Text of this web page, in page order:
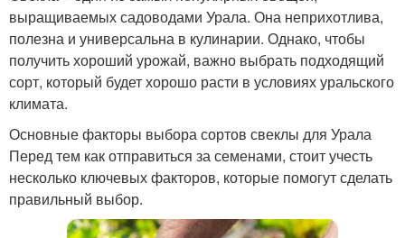
выращиваемых садоводами Урала. Она неприхотлива,
полезна и универсальна в кулинарии. Однако, чтобы
получить хороший урожай, важно выбрать подходящий
сорт, который будет хорошо расти в условиях уральского
климата.
Основные факторы выбора сортов свеклы для Урала
Перед тем как отправиться за семенами, стоит учесть
несколько ключевых факторов, которые помогут сделать
правильный выбор.